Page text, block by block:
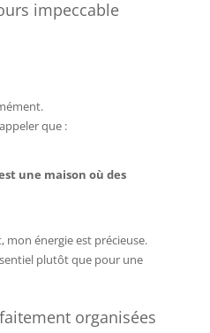
impeccable
que :
une maison où des
énergie est précieuse.
plutôt que pour une
organisées